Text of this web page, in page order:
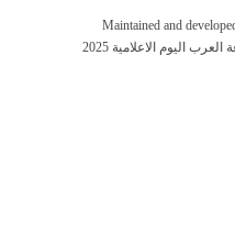
Maintained and